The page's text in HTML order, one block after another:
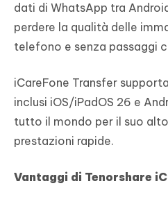
dati di WhatsApp tra
perdere la qualità delle
telefono e senza passaggi
iCareFone Transfer
inclusi iOS/iPadOS 26 e
tutto il mondo per il suo
prestazioni rapide.
Vantaggi di Tenorshare